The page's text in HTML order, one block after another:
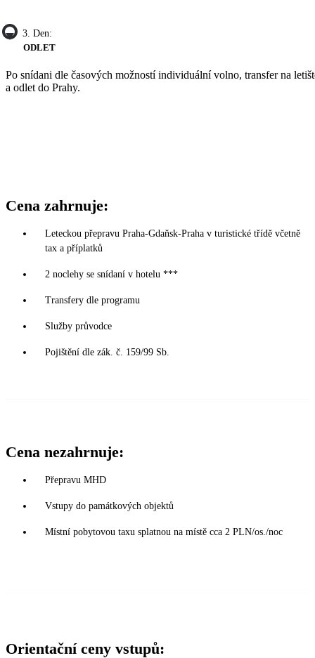
3. Den:
ODLET
Po snídani dle časových možností individuální volno, transfer na
a odlet do Prahy.
Cena zahrnuje:
Leteckou přepravu Praha-Gdaňsk-Praha v turistické třídě včetně
tax a příplatků
2 noclehy se snídaní v hotelu ***
Transfery dle programu
Služby průvodce
Pojištění dle zák. č. 159/99 Sb.
Cena nezahrnuje:
Přepravu MHD
Vstupy do památkových objektů
Místní pobytovou taxu splatnou na místě cca 2 PLN/os./noc
Orientační ceny vstupů: